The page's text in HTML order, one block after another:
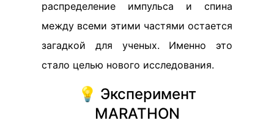
распределение импульса и спина
между всеми этими частями остается
загадкой для ученых. Именно это
стало целью нового исследования.
💡 Эксперимент
MARATHON